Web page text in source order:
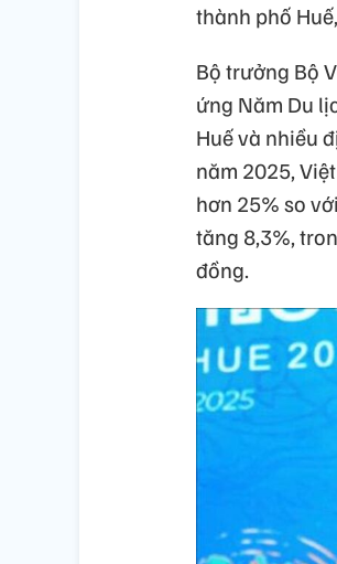
thành phố
Bộ trưởng Bộ
ứng Năm Du
Huế và nhiều
năm 2025,
hơn 25% so
tăng 8,3%,
đồng.